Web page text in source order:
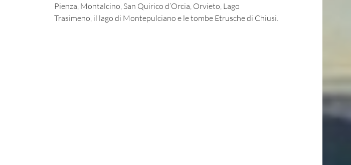
Pienza, Montalcino, San Quirico d’Orcia, Orvieto, Lago
Trasimeno, il lago di Montepulciano e le tombe Etrusche di Chiusi.